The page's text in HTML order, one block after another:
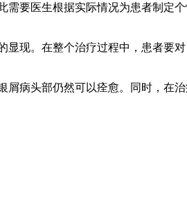
要医生根据实际情况为患者制定
现。在整个治疗过程中，患者要
病头部仍然可以痊愈。同时，在